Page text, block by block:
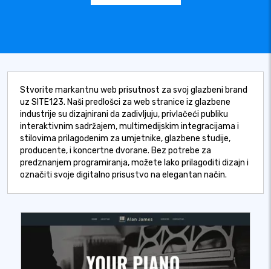
Stvorite markantnu web prisutnost za svoj glazbeni brand
uz SITE123. Naši predlošci za web stranice iz glazbene
industrije su dizajnirani da zadivljuju, privlačeći publiku
interaktivnim sadržajem, multimedijskim integracijama i
stilovima prilagođenim za umjetnike, glazbene studije,
producente, i koncertne dvorane. Bez potrebe za
predznanjem programiranja, možete lako prilagoditi dizajn i
označiti svoje digitalno prisustvo na elegantan način.